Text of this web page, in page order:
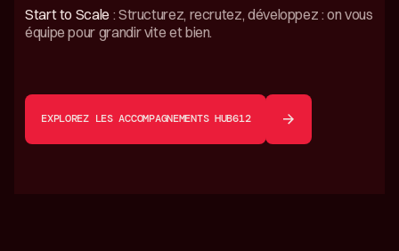
Start to Scale : Structurez, recrutez, développez : on vous
équipe pour grandir vite et bien.
EXPLOREZ LES ACCOMPAGNEMENTS HUB612